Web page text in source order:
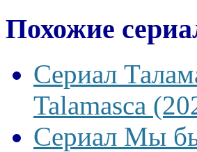
Похожие
Сериал
Talamasca
Сериал Мы